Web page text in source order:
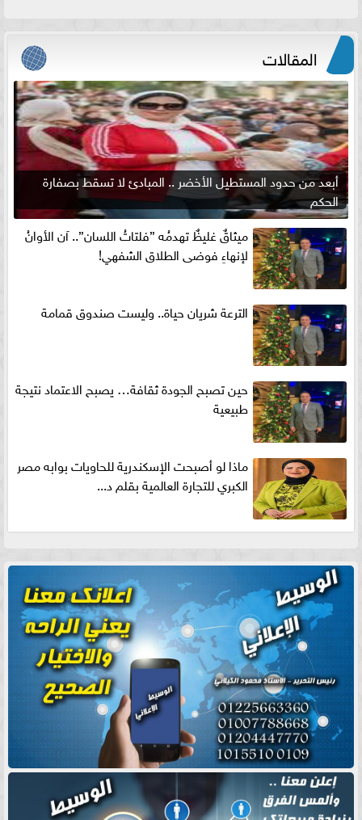
المقالات
أبعد من حدود المستطيل الأخضر .. المبادئ لا تسقط بصفارة
الحكم
ميثاقٌ غليظٌ تهدمُه ”فلتاتُ اللسان”.. آن الأوانُ
لإنهاءِ فوضى الطلاق الشفهي!
الترعة شريان حياة.. وليست صندوق قمامة
حين تصبح الجودة ثقافة… يصبح الاعتماد نتيجة
طبيعية
ماذا لو أصبحت الإسكندرية للحاويات بوابه مصر
الكبري للتجارة العالمية بقلم د...